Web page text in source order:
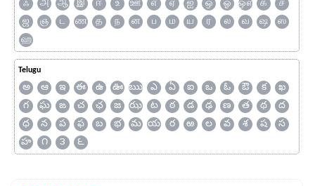
ஃ அ ஆ இ ஈ உ ஊ எ ஏ ஐ ஒ ஓ ஔ க
ச
ஜ
ஞ ட ண த ந ன ப ம ய ர ல வ ஷ
ஸ
ஹ
Telugu
అ ఆ ఇ ఈ ఉ ఊ ఋ ఎ ఏ ఐ ఒ ఓ ఔ క
ఖ
గ
ఘ ఙ చ ఛ జ ఝ ట ఠ డ ఢ ణ త థ
ద
ధ
న ప ఫ బ భ మ య ర ఱ ల వ శ ష
స
హ
౧ ౩ ౬